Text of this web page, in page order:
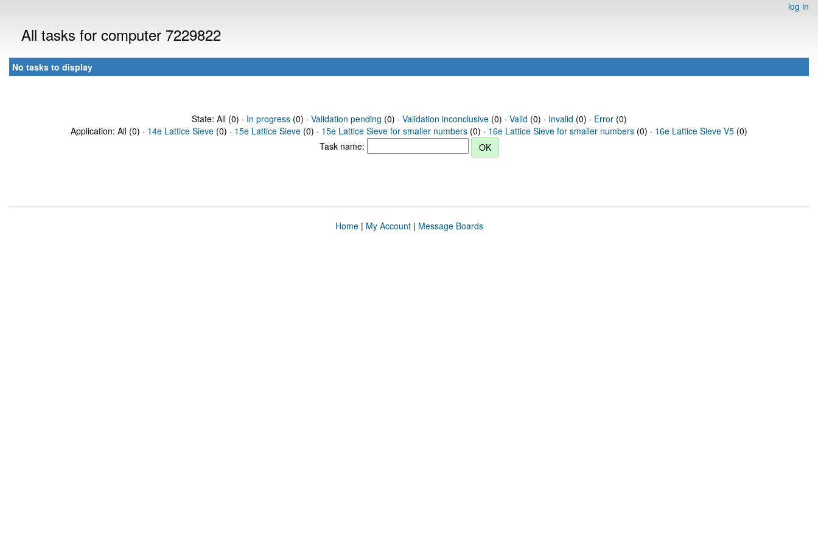
log in
All tasks for computer 7229822
No tasks to display
State: All (0) · In progress(0) · Validation pending (0) · Validation inconclusive(0) · Valid (0) · Invalid (0) · Error(0)
Application: All (0) · 14e Lattice Sieve (0) · 15e Lattice Sieve (0) · 15e Lattice Sieve for smaller numbers (0) · 16e Lattice Sieve for smaller numbers (0) · 16e Lattice Sieve V5 (0)
Task name:
Home| My Account| Message Boards